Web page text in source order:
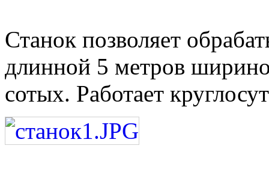
Станок позволяет
длинной 5 метров
сотых. Работает